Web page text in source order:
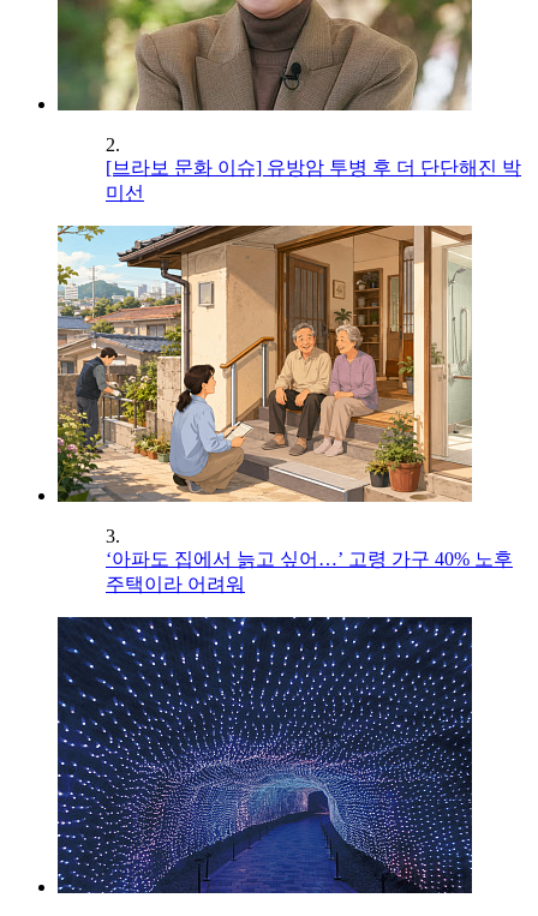
2.
[브라보 문화 이슈] 유방암 투병 후 더 단단해진 박
미선
3.
‘아파도 집에서 늙고 싶어…’ 고령 가구 40% 노후
주택이라 어려워